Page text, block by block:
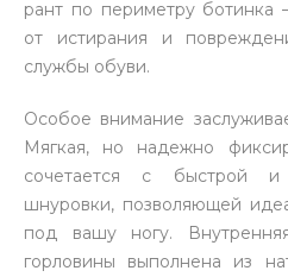
рант по периметру ботинка
от истирания и
службы обуви.
Особое внимание
Мягкая, но надежно
сочетается с быстрой и
шнуровки, позволяющей
под вашу ногу.
горловины выполнена из